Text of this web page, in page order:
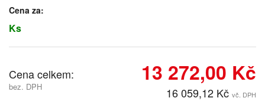
Cena za:
Ks
Cena celkem:
bez. DPH
13 272,00 Kč
16 059,12 Kč vč. DPH